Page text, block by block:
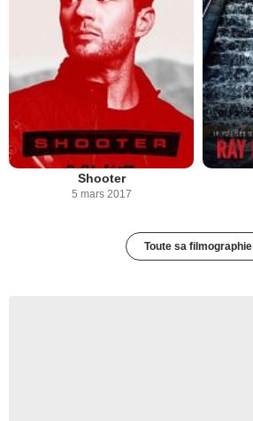
Shooter
5 mars 2017
Toute sa filmographie